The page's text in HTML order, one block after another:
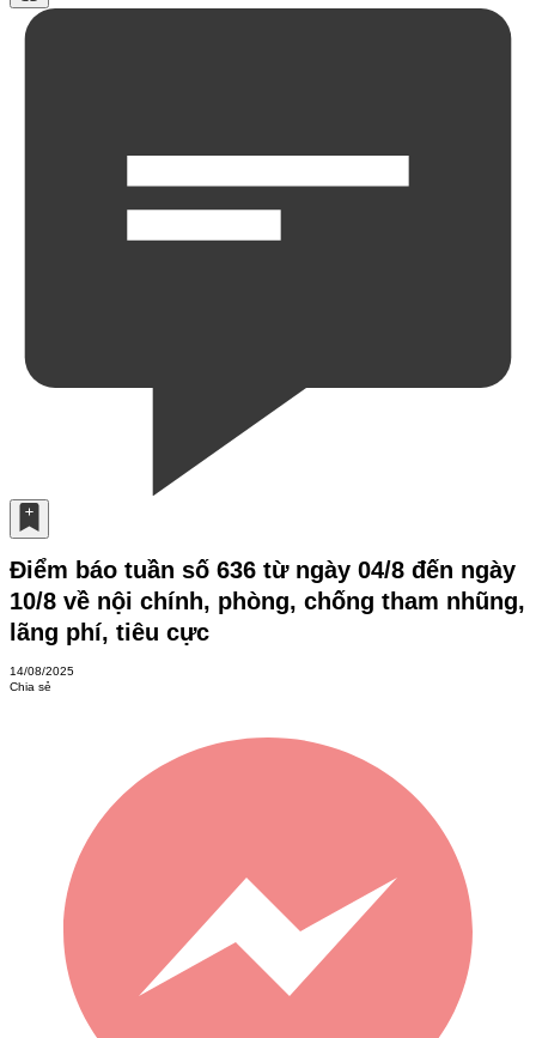
Điểm báo tuần số 636 từ ngày 04/8 đến ngày
10/8 về nội chính, phòng, chống tham nhũng,
lãng phí, tiêu cực
14/08/2025
Chia sẻ